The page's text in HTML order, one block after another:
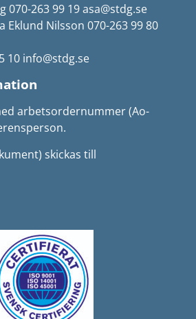
070-263 99 19 asa@stdg.se
Eklund Nilsson 070-263 99 80
10 info@stdg.se
arbetsordernummer (Ao-
skickas till